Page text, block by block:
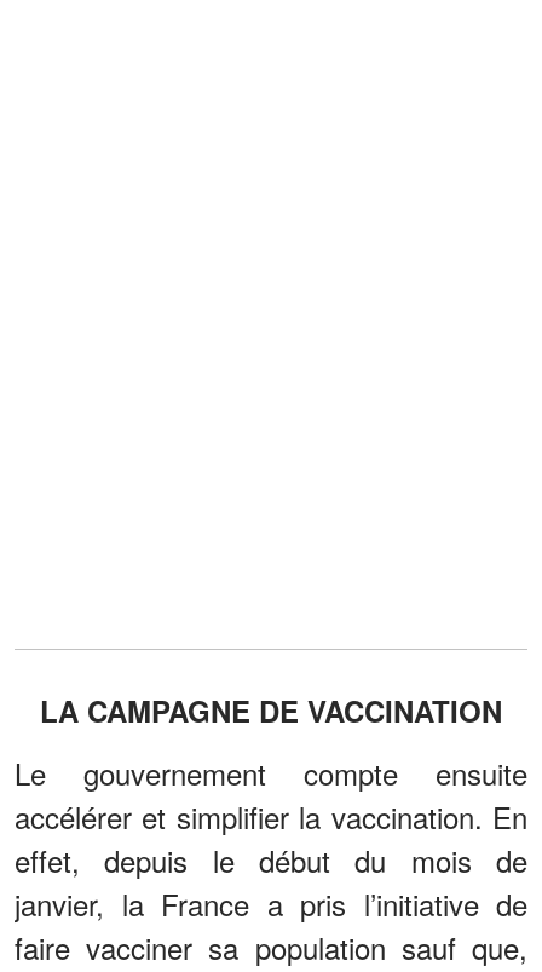
LA CAMPAGNE DE VACCINATION
Le gouvernement compte ensuite
accélérer et simplifier la vaccination. En
effet, depuis le début du mois de
janvier, la France a pris l’initiative de
faire vacciner sa population sauf que,